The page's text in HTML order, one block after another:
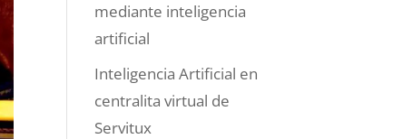
mediante inteligencia
artificial
Inteligencia Artificial en
centralita virtual de
Servitux